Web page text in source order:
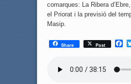
comarques: La Ribera
el Priorat i la previsió del
Masip.
Share Post
F